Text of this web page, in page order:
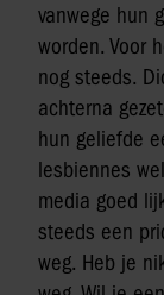
vanwege hun
worden. Voor
nog steeds.
achterna
hun geliefde
lesbiennes
media goed
steeds een
weg. Heb je